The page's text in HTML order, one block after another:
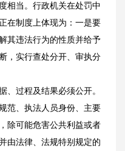
相当。行政机关在处罚中
在制度上体现为：一是要
其违法行为的性质并给予
，实行查处分开、审执分
、过程及结果必须公开。
范、执法人员身份、主要
除可能危害公共利益或者
由法律、法规特别规定的